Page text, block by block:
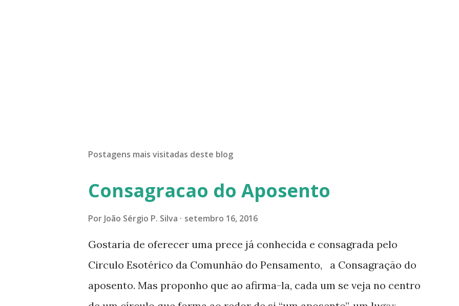
Postagens mais visitadas deste blog
Consagracao do Aposento
Por João Sérgio P. Silva setembro 16, 2016
Gostaria de oferecer uma prece já conhecida e consagrada pelo
Circulo Esotérico da Comunhão do Pensamento, a Consagração do
aposento. Mas proponho que ao afirma-la, cada um se veja no centro